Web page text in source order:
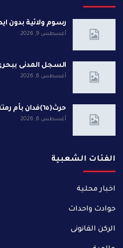
رسوم ولائية بدون
أغسطس 9, 2026
السجل المدنى
أغسطس 6, 2026
حرث(٦٥)فدان بأم رمته يدعم من الزكاة بالمحلية
أغسطس 6, 2026
الفئات الشعبية
اخبار محلية
حوادث واحداث
الركن القانونى